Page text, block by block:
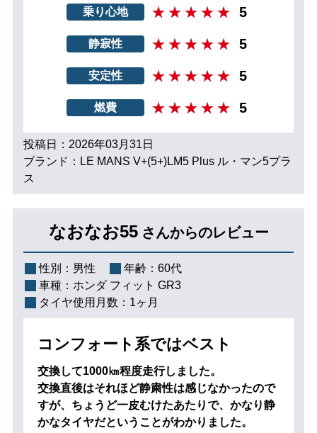
乗り心地 5
静寂性 5
安定性 5
燃費 5
投稿日：2026年03月31日
ブランド：LE MANS V+(5+)LM5 Plus ル・マン5プラ
ス
なおなお55 さんからのレビュー
性別： 男性 年齢： 60代
車種： ホンダ フィット GR3
タイヤ使用月数： 1ヶ月
コンフォート系ではベスト
交換して1000㎞程度走行しました。
交換直後はそれほど静粛性は感じなかったので
すが、ちょうど一皮むけたあたりで、かなり静
かなタイヤだということがわかりました。